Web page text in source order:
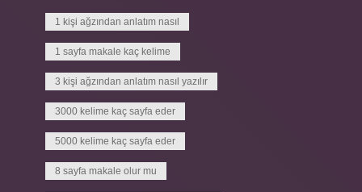
1 kişi ağzından anlatım nasıl
1 sayfa makale kaç kelime
3 kişi ağzından anlatım nasıl yazılır
3000 kelime kaç sayfa eder
5000 kelime kaç sayfa eder
8 sayfa makale olur mu